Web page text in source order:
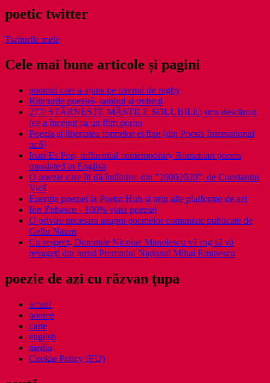
poetic twitter
Twiturile mele
Cele mai bune articole și pagini
poemul care a ajuns pe terenul de rugby
Ritmurile poeziei- iambul și troheul
277/ STÂRNEȘTE MĂȘTILE SOLUBILE) sms descărcat
(ce a început ca un film porno
Poezia şi libertatea formelor ei fixe (din Poesis International
nr.6)
Ioan Es Pop, influential contemporary Romanian poems
translated in English
O poezie care îți dă întâlnire: din ”20002020”, de Constantin
Vică
Energia poeziei la Poetic Hub și prin alte platforme de azi
Ion Zubascu - 100% viata poeziei
O privire necesara asupra poemelor comuniste publicate de
Gellu Naum
Cu respect, Domnule Nicolae Manolescu vă rog să vă
retrageţi din juriul Premiului Naţional Mihai Eminescu
poezie de azi cu răzvan ţupa
actual
poeme
carte
english
media
Cookie Policy (EU)